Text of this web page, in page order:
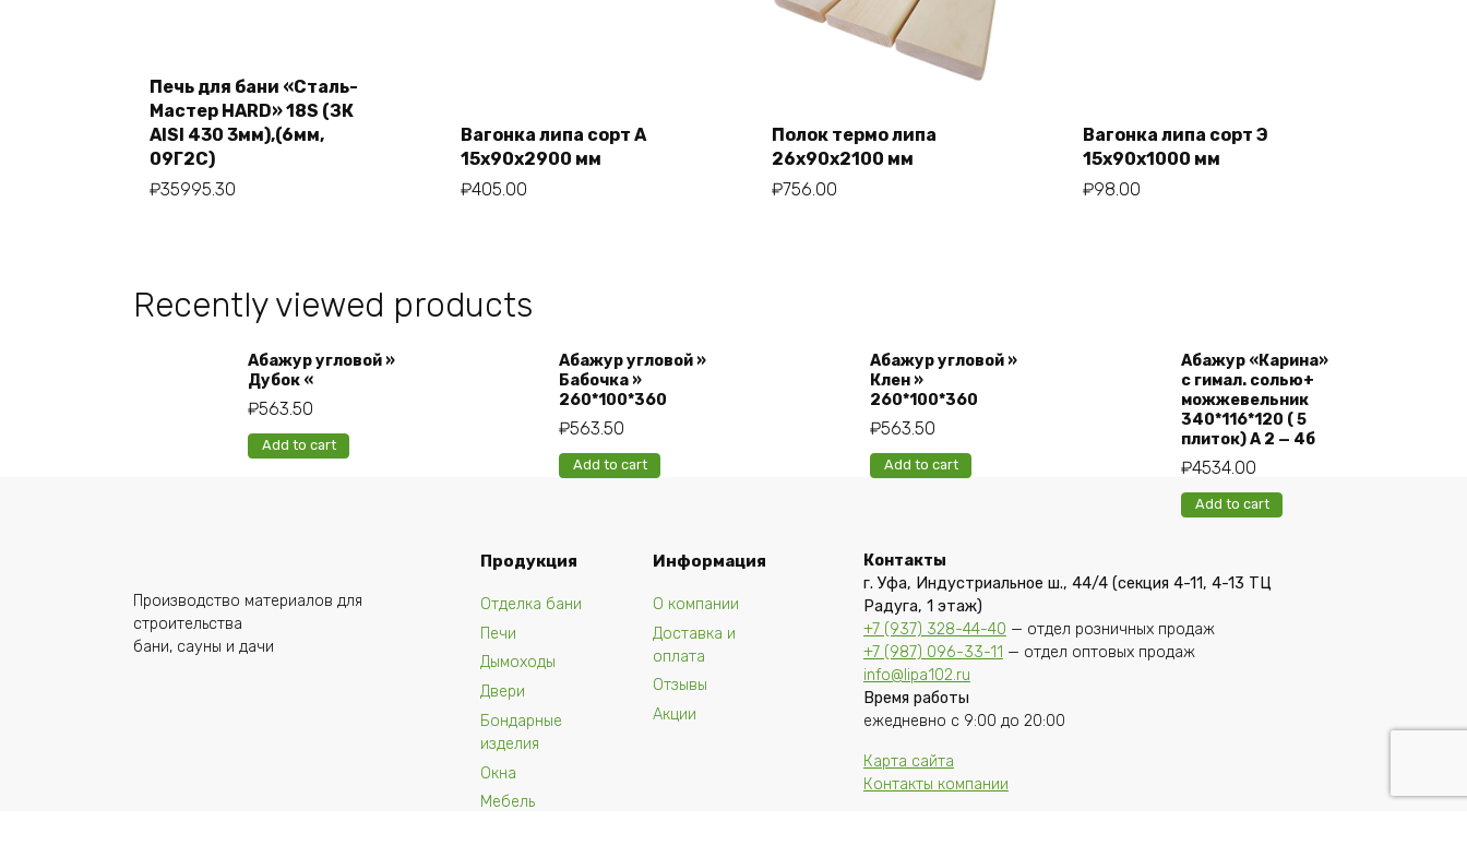
Add to cart
Печь для бани «Сталь-
Мастер HARD» 18S (ЗК
AISI 430 3мм),(6мм,
09Г2С)
₽35995.30
Add to cart
Вагонка липа сорт А
15x90x2900 мм
₽405.00
Add to cart
Полок термо липа
26x90x2100 мм
₽756.00
Add to cart
Вагонка липа сорт Э
15x90x1000 мм
₽98.00
Recently viewed products
Абажур угловой »
Дубок «
₽563.50
Add to cart
Абажур угловой »
Бабочка »
260*100*360
₽563.50
Add to cart
Абажур угловой »
Клен »
260*100*360
₽563.50
Add to cart
Абажур «Карина»
с гимал. солью+
можжевельник
340*116*120 ( 5
плиток) А 2 — 4б
₽4534.00
Add to cart
Производство материалов для
строительства
бани, сауны и дачи
Продукция
Отделка бани
Печи
Дымоходы
Двери
Бондарные
изделия
Окна
Мебель
Информация
О компании
Доставка и
оплата
Отзывы
Акции
Контакты
г. Уфа, Индустриальное ш., 44/4 (секция 4-11, 4-13 ТЦ
Радуга, 1 этаж)
+7 (937) 328-44-40 — отдел розничных продаж
+7 (987) 096-33-11 — отдел оптовых продаж
info@lipa102.ru
Время работы
ежедневно с 9:00 до 20:00
Карта сайта
Контакты компании